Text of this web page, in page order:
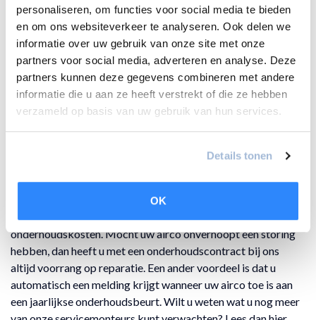
personaliseren, om functies voor social media te bieden
en om ons websiteverkeer te analyseren. Ook delen we
informatie over uw gebruik van onze site met onze
partners voor social media, adverteren en analyse. Deze
partners kunnen deze gegevens combineren met andere
informatie die u aan ze heeft verstrekt of die ze hebben
verzameld op basis van uw gebruik van hun services.
Details tonen
OK
Aircoservice in Diemen en
omgeving
onderhoud een vereiste. Bij Cewlbox sluit u snel en eenvoudig
een onderhoudscontract af. Met een onderhoudscontract van
Cewlbox profiteert u van korting op uw service- en
onderhoudskosten. Mocht uw airco onverhoopt een storing
hebben, dan heeft u met een onderhoudscontract bij ons
altijd voorrang op reparatie. Een ander voordeel is dat u
automatisch een melding krijgt wanneer uw airco toe is aan
een jaarlijkse onderhoudsbeurt. Wilt u weten wat u nog meer